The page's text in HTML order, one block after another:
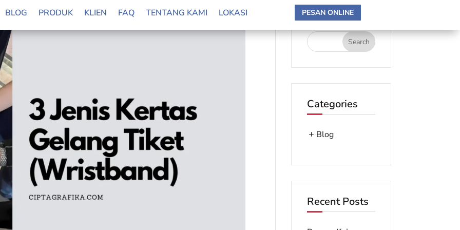
BLOG PRODUK KLIEN FAQ TENTANG KAMI LOKASI PESAN ONLINE
search here
Categories
Blog
Recent Posts